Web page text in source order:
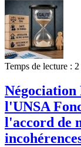
Temps de lecture :
Négociation
l'UNSA
l'accord de